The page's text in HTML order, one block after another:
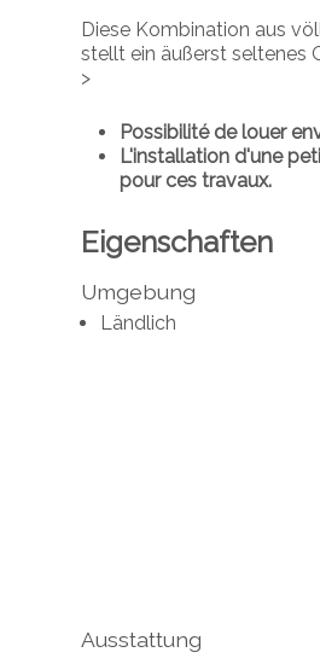
Diese Kombination aus
stellt ein äußerst seltenes
>
Possibilité de louer
L'installation d'une
pour ces travaux.
Eigenschaften
Umgebung
Ländlich
Ausstattung